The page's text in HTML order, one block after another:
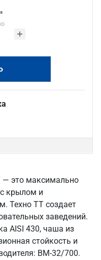
это максимально
крылом и
Техно ТТ создает
заведений.
AISI 430, чаша из
стойкость и
ВМ-32/700.